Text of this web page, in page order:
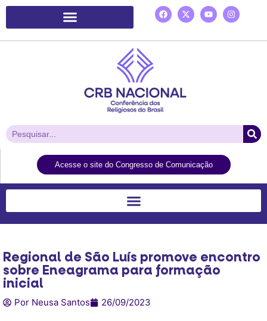
Acesse o site do Congresso de Comunicação
Regional de São Luís promove encontro
sobre Eneagrama para formação
inicial
Por Neusa Santos 26/09/2023